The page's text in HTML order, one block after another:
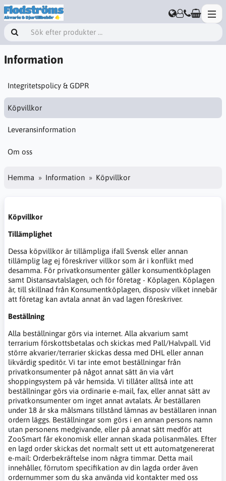
Information
Integritetspolicy & GDPR
Köpvillkor
Leveransinformation
Om oss
Hemma Information Köpvillkor
Köpvillkor
Tillämplighet
Dessa köpvillkor är tillämpliga ifall Svensk eller annan
tillämplig lag ej föreskriver villkor som är i konflikt med
desamma. För privatkonsumenter gäller konsumentköplagen
samt Distansavtalslagen, och för företag - Köplagen. Köplagen
är, till skillnad från Konsumentköplagen, disposiv vilket innebär
att företag kan avtala annat än vad lagen föreskriver.
Beställning
Alla beställningar görs via internet. Alla akvarium samt
terrarium förskottsbetalas och skickas med Pall/Halvpall. Vid
större akvarier/terrarier skickas dessa med DHL eller annan
likvärdig speditör. Vi tar inte emot beställningar från
privatkonsumenter på något annat sätt än via vårt
shoppingsystem på vår hemsida. Vi tillåter alltså inte att
beställningar görs via ordinarie e-mail, fax, eller annat sätt av
privatkonsumenter om inget annat avtalats. Är beställaren
under 18 år ska målsmans tillstånd lämnas av beställaren innan
ordern läggs. Beställningar som görs i en annan persons namn
utan personens medgivande, eller på annat sätt medför att
ZooSmart får ekonomisk eller annan skada polisanmäles. Efter
en lagd order skickas det normalt sett ut ett automatgenererat
e-mail: Orderbekräftelse inom några timmar. Detta mail
innehåller, förrutom specifikation av din lagda order även
ordernummer som du ska använda vid kontakter med oss